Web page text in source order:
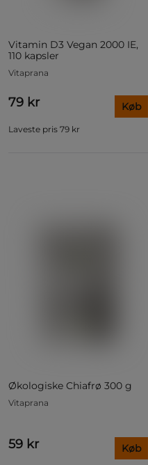
Vitamin D3 Vegan 2000 IE,
110 kapsler
Vitaprana
79 kr
Laveste pris 79 kr
Køb
Økologiske Chiafrø 300 g
Vitaprana
59 kr Køb